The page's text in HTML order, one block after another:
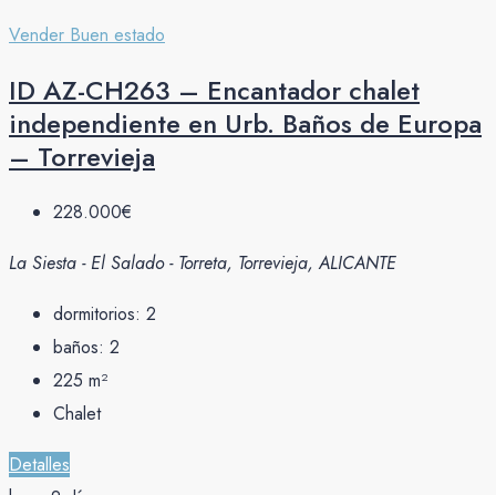
Vender Buen estado
ID AZ-CH263 – Encantador chalet
independiente en Urb. Baños de Europa
– Torrevieja
228.000€
La Siesta - El Salado - Torreta, Torrevieja, ALICANTE
dormitorios: 2
baños: 2
225 m²
Chalet
Detalles